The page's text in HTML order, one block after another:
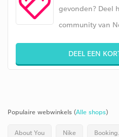
gevonden? Deel
community van
DEEL EEN
Populaire webwinkels (Alle shops)
About You Nike